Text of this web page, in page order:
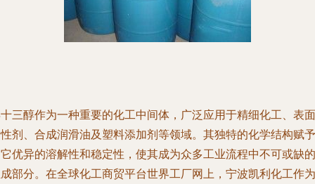
三醇作为一种重要的化工中间体，广泛应用于精细化工、表面
剂、合成润滑油及塑料添加剂等领域。其独特的化学结构赋予
优异的溶解性和稳定性，使其成为众多工业流程中不可或缺的
部分。在全球化工商贸平台世界工厂网上，宁波凯利化工作为